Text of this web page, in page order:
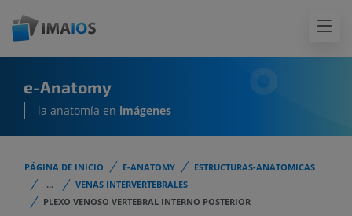
e-Anatomy
la anatomía en imágenes
PÁGINA DE INICIO E-ANATOMY
ESTRUCTURAS-ANATOMICAS
...
VENAS INTERVERTEBRALES
PLEXO VENOSO VERTEBRAL INTERNO POSTERIOR